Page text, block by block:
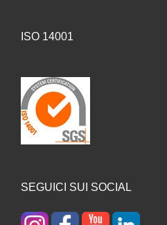
ISO 14001
SEGUICI SUI SOCIAL